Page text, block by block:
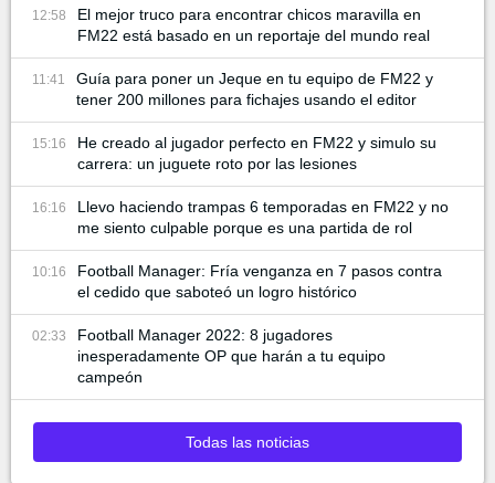
12:58
El mejor truco para encontrar chicos maravilla en
FM22 está basado en un reportaje del mundo real
11:41
Guía para poner un Jeque en tu equipo de FM22 y
tener 200 millones para fichajes usando el editor
15:16
He creado al jugador perfecto en FM22 y simulo su
carrera: un juguete roto por las lesiones
16:16
Llevo haciendo trampas 6 temporadas en FM22 y no
me siento culpable porque es una partida de rol
10:16
Football Manager: Fría venganza en 7 pasos contra
el cedido que saboteó un logro histórico
02:33
Football Manager 2022: 8 jugadores
inesperadamente OP que harán a tu equipo
campeón
Todas las noticias